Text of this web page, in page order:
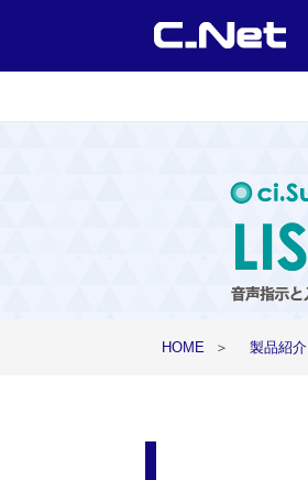
HOME ＞ 製品紹介